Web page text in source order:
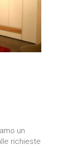
un
richieste